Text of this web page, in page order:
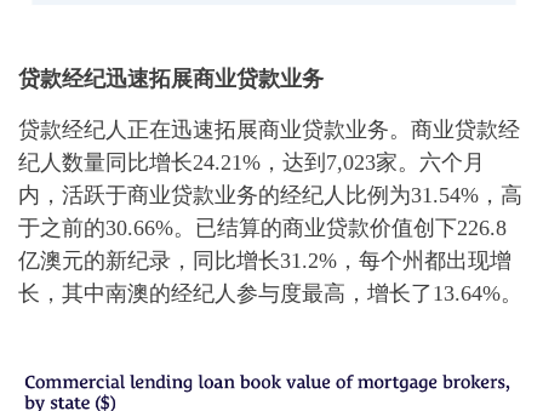
贷款经纪迅速拓展商业贷款业务
贷款经纪人正在迅速拓展商业贷款业务。商业贷款经
纪人数量同比增长24.21%，达到7,023家。六个月
内，活跃于商业贷款业务的经纪人比例为31.54%，高
于之前的30.66%。 已结算的商业贷款价值创下226.8
亿澳元的新纪录，同比增长31.2%，每个州都出现增
长，其中南澳的经纪人参与度最高，增长了13.64%。